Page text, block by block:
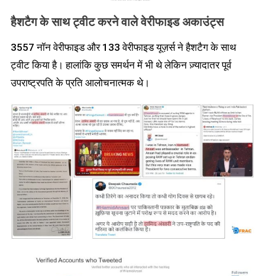
हैशटैग के साथ ट्वीट करने वालेवेरीफाइड अकाउंट्स
3557 नॉन वेरीफाइड और 133 वेरीफाइड यूज़र्स ने हैशटैग के साथ
ट्वीट किया है। हालांकि कुछ समर्थन में भी थे लेकिन ज़्यादातर पूर्व
उपराष्ट्रपति के प्रति आलोचनात्मक थे।